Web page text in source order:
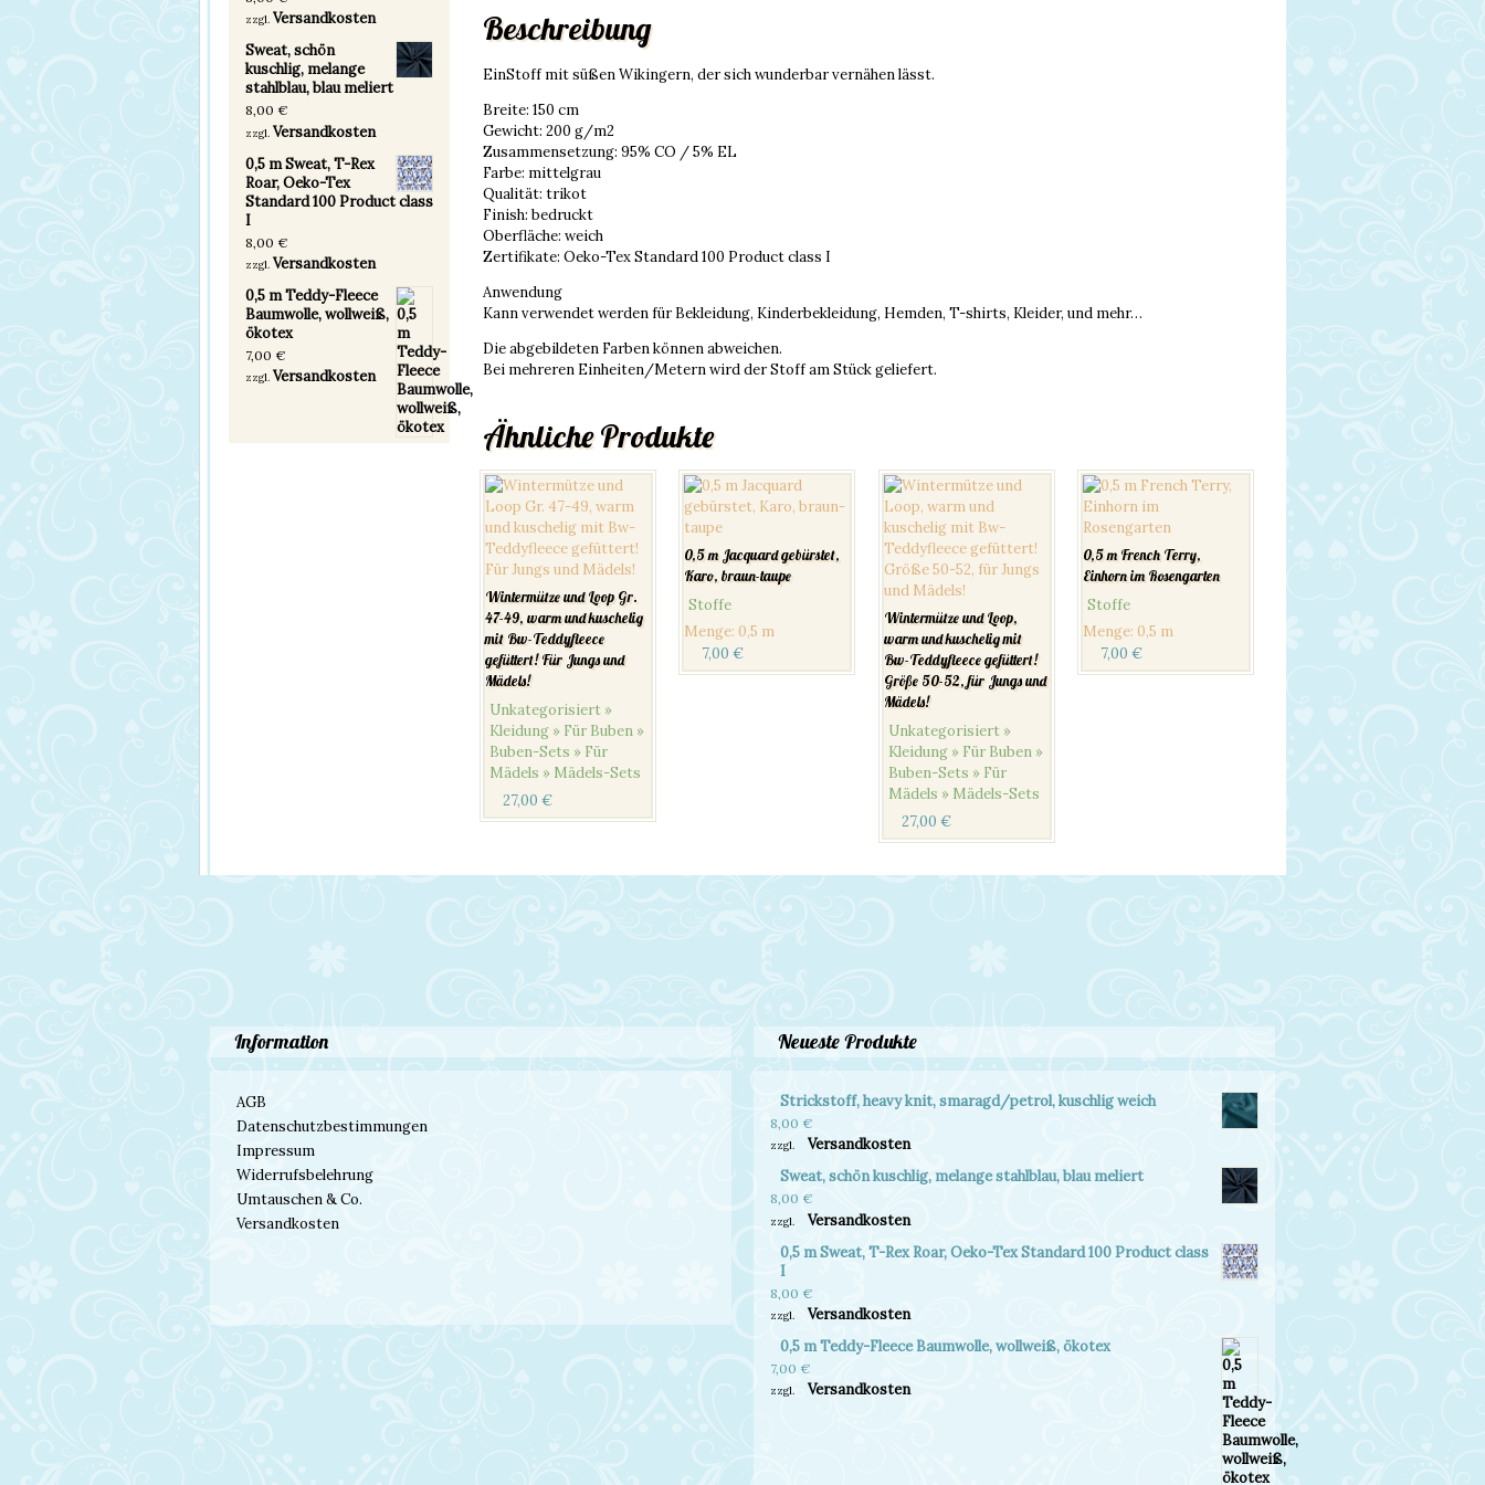
Beschreibung
EinStoff mit süßen Wikingern, der sich wunderbar vernähen lässt.
Breite: 150 cm
Gewicht: 200 g/m2
Zusammensetzung: 95% CO / 5% EL
Farbe: mittelgrau
Qualität: trikot
Finish: bedruckt
Oberfläche: weich
Zertifikate: Oeko-Tex Standard 100 Product class I
Anwendung
Kann verwendet werden für Bekleidung, Kinderbekleidung, Hemden, T-shirts, Kleider, und mehr…
Die abgebildeten Farben können abweichen.
Bei mehreren Einheiten/Metern wird der Stoff am Stück geliefert.
Ähnliche Produkte
Wintermütze und Loop Gr.
47-49, warm und kuschelig
mit Bw-Teddyfleece
gefüttert! Für Jungs und
Mädels!
Unkategorisiert »
Kleidung » Für Buben »
Buben-Sets » Für
Mädels » Mädels-Sets
27,00 €
0,5 m Jacquard gebürstet,
Karo, braun-taupe
Stoffe
Menge: 0,5 m
7,00€
Wintermütze und Loop,
warm und kuschelig mit
Bw-Teddyfleece gefüttert!
Größe 50-52, für Jungs und
Mädels!
Unkategorisiert »
Kleidung » Für Buben »
Buben-Sets » Für
Mädels » Mädels-Sets
27,00 €
0,5 m French Terry,
Einhorn im Rosengarten
Stoffe
Menge: 0,5 m
7,00€
zzgl. Versandkosten
Sweat, schön
kuschlig, melange
stahlblau, blau meliert
8,00 €
zzgl. Versandkosten
0,5 m Sweat, T-Rex
Roar, Oeko-Tex
Standard 100 Product class
I
8,00 €
zzgl. Versandkosten
0,5 m Teddy-Fleece
Baumwolle, wollweiß,
ökotex
7,00 €
zzgl. Versandkosten
Information
AGB
Datenschutzbestimmungen
Impressum
Widerrufsbelehrung
Umtauschen & Co.
Versandkosten
Neueste Produkte
Strickstoff, heavy knit, smaragd/petrol, kuschlig weich
8,00 €
zzgl.
Versandkosten
Sweat, schön kuschlig, melange stahlblau, blau meliert
8,00 €
zzgl.
Versandkosten
0,5 m Sweat, T-Rex Roar, Oeko-Tex Standard 100 Product class
I
8,00 €
zzgl.
Versandkosten
0,5 m Teddy-Fleece Baumwolle, wollweiß, ökotex
7,00 €
zzgl. Versandkosten